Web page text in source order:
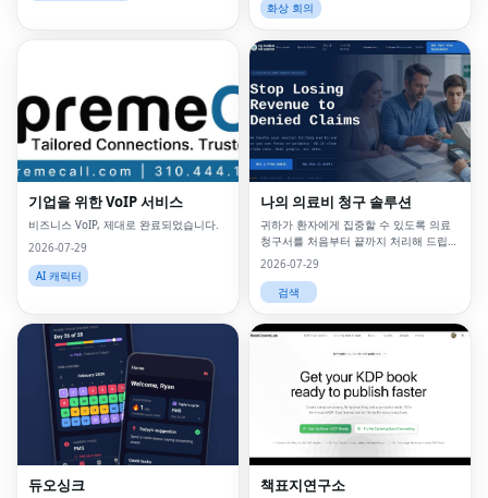
화상 회의
기업을 위한 VoIP 서비스
비즈니스 VoIP, 제대로 완료되었습니다.
2026-07-29
AI 캐릭터
나의 의료비 청구 솔루션
귀하가 환자에게 집중할 수 있도록 의료
청구서를 처음부터 끝까지 처리해 드립니
다.
2026-07-29
검색
듀오싱크 책표지연구소